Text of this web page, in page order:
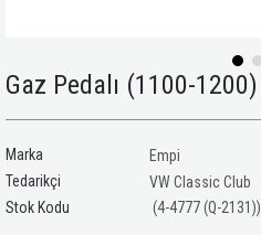
Gaz Pedalı (1100-1200)
Marka
Empi
Tedarikçi
VW Classic Club
(4-4777 (Q-2131))